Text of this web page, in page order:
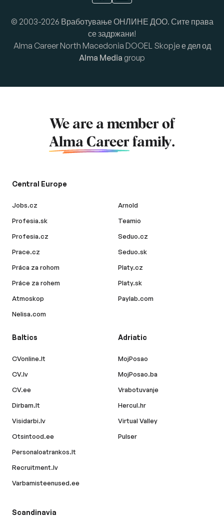
© 2003-2026 Вработување ОНЛИНЕ ДОО. Сите права
се задржани!
Alma Career North Macedonia DOOEL Skopje е дел од
Alma Media group
We are a member of
Alma Career family.
Central Europe
Jobs.cz
Profesia.sk
Profesia.cz
Prace.cz
Práca za rohom
Práce za rohem
Atmoskop
Nelisa.com
Arnold
Teamio
Seduo.cz
Seduo.sk
Platy.cz
Platy.sk
Paylab.com
Baltics
CVonline.lt
CV.lv
CV.ee
Dirbam.lt
Visidarbi.lv
Otsintood.ee
Personaloatrankos.lt
Recruitment.lv
Varbamisteenused.ee
Adriatic
MojPosao
MojPosao.ba
Vrabotuvanje
Hercul.hr
Virtual Valley
Pulser
Scandinavia